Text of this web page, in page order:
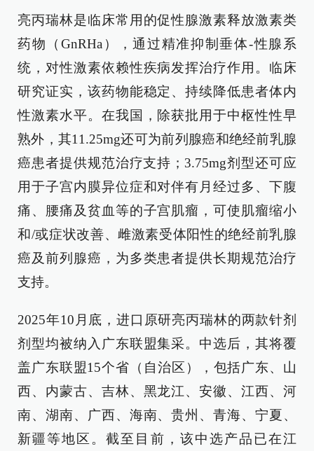
亮丙瑞林是临床常用的促性腺激素释放激素类
药物（GnRHa），通过精准抑制垂体-性腺系
统，对性激素依赖性疾病发挥治疗作用。临床
研究证实，该药物能稳定、持续降低患者体内
性激素水平。在我国，除获批用于中枢性性早
熟外，其11.25mg还可为前列腺癌和绝经前乳腺
癌患者提供规范治疗支持；3.75mg剂型还可应
用于子宫内膜异位症和对伴有月经过多、下腹
痛、腰痛及贫血等的子宫肌瘤，可使肌瘤缩小
和/或症状改善、雌激素受体阳性的绝经前乳腺
癌及前列腺癌，为多类患者提供长期规范治疗
支持。
2025年10月底，进口原研亮丙瑞林的两款针剂
剂型均被纳入广东联盟集采。中选后，其将覆
盖广东联盟15个省（自治区），包括广东、山
西、内蒙古、吉林、黑龙江、安徽、江西、河
南、湖南、广西、海南、贵州、青海、宁夏、
新疆等地区。截至目前，该中选产品已在江